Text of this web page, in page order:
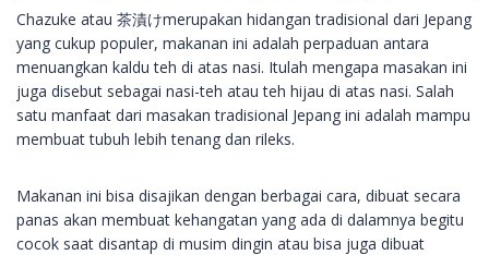
Chazuke atau 茶漬けmerupakan hidangan tradisional dari Jepang
yang cukup populer, makanan ini adalah perpaduan antara
menuangkan kaldu teh di atas nasi. Itulah mengapa masakan ini
juga disebut sebagai nasi-teh atau teh hijau di atas nasi. Salah
satu manfaat dari masakan tradisional Jepang ini adalah mampu
membuat tubuh lebih tenang dan rileks.
Makanan ini bisa disajikan dengan berbagai cara, dibuat secara
panas akan membuat kehangatan yang ada di dalamnya begitu
cocok saat disantap di musim dingin atau bisa juga dibuat